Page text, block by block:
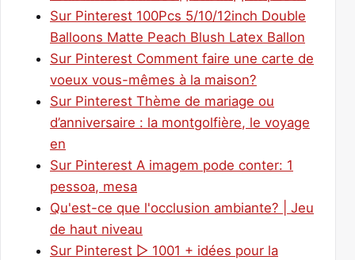
Sur Pinterest 100Pcs 5/10/12inch Double
Balloons Matte Peach Blush Latex Ballon
Sur Pinterest Comment faire une carte de
voeux vous-mêmes à la maison?
Sur Pinterest Thème de mariage ou
d’anniversaire : la montgolfière, le voyage
en
Sur Pinterest A imagem pode conter: 1
pessoa, mesa
Qu'est-ce que l'occlusion ambiante? | Jeu
de haut niveau
Sur Pinterest ▷ 1001 + idées pour la